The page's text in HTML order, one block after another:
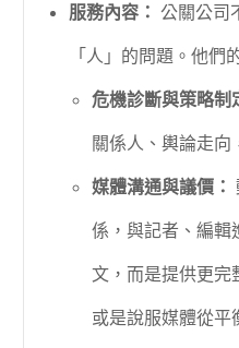
服務內容： 公關公司
「人」的問題。他們
危機診斷與策略制
關係人、輿論走向
媒體溝通與議價：
係，與記者、編輯
文，而是提供更完
或是說服媒體從